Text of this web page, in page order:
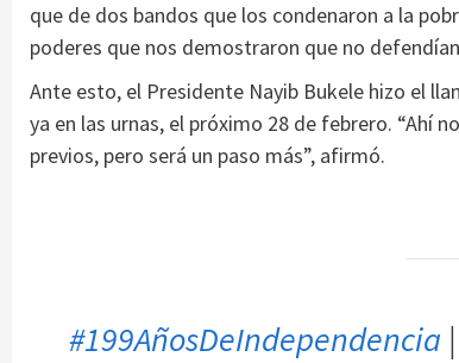
que de dos bandos que los condenaron a la
poderes que nos demostraron que no
Ante esto, el Presidente Nayib Bukele hizo el
ya en las urnas, el próximo 28 de febrero. “Ahí
previos, pero será un paso más”, afirmó.
#199AñosDeIndependencia